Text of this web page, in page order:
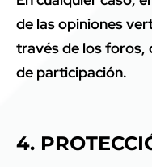
de las opiniones
través de los foros,
de participación.
4.